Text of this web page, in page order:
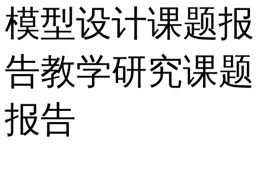
模型设计课题报
告教学研究课题
报告